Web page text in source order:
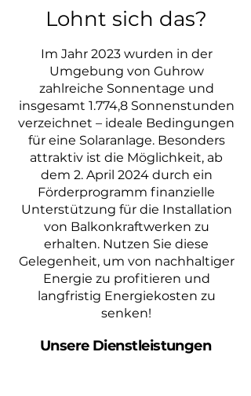
Lohnt sich das?
Im Jahr 2023 wurden in der
Umgebung von Guhrow
zahlreiche Sonnentage und
insgesamt 1.774,8 Sonnenstunden
verzeichnet – ideale Bedingungen
für eine Solaranlage. Besonders
attraktiv ist die Möglichkeit, ab
dem 2. April 2024 durch ein
Förderprogramm finanzielle
Unterstützung für die Installation
von Balkonkraftwerken zu
erhalten. Nutzen Sie diese
Gelegenheit, um von nachhaltiger
Energie zu profitieren und
langfristig Energiekosten zu
senken!
Unsere Dienstleistungen